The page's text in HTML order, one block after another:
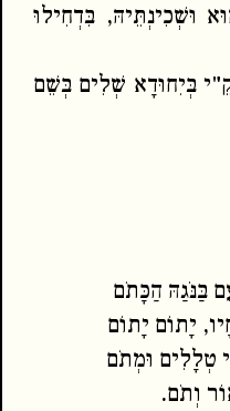
וּשְׁכִינְתֵּיהּ, בִּדְחִילוּ
בְּיִחוּדָא שְׁלִים בְּשֵׁם
בַּנֹּגַהּ הַכָּתֹם
יָתוֹם יָתוֹם
טְלָלִים וּמְתֹם
וְתֹם.